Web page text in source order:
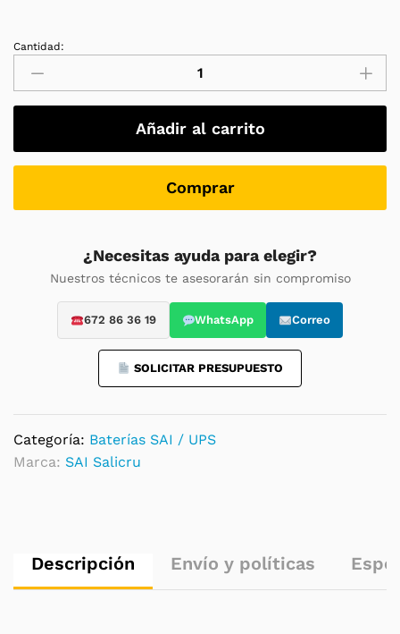
Salicru
UBT
12/17
recargable
12
Cantidad:
Añadir al carrito
Comprar
¿Necesitas ayuda para elegir?
Nuestros técnicos te asesorarán sin compromiso
672 86 36 19 WhatsApp Correo
SOLICITAR PRESUPUESTO
Categoría: Baterías SAI / UPS
Marca: SAI Salicru
Descripción Envío y políticas